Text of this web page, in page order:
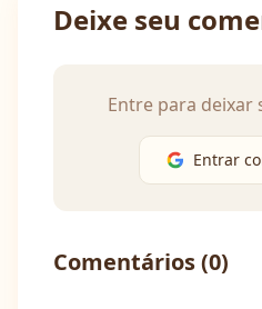
Deixe seu
Entre para deixar
Entrar
Comentários (0)